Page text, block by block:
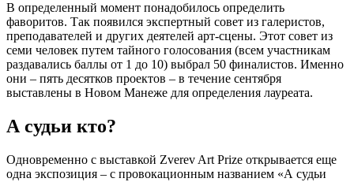
В определенный момент понадобилось определить
фаворитов. Так появился экспертный совет из галеристов,
преподавателей и других деятелей арт-сцены. Этот совет из
семи человек путем тайного голосования (всем участникам
раздавались баллы от 1 до 10) выбрал 50 финалистов. Именно
они – пять десятков проектов – в течение сентября
выставлены в Новом Манеже для определения лауреата.
А судьи кто?
Одновременно с выставкой Zverev Art Prize открывается еще
одна экспозиция – с провокационным названием «А судьи